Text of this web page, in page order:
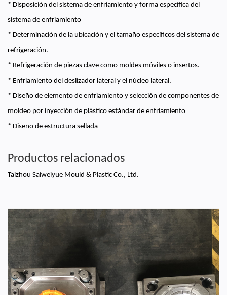
* Disposición del sistema de enfriamiento y forma específica del
sistema de enfriamiento
* Determinación de la ubicación y el tamaño específicos del sistema de
refrigeración.
* Refrigeración de piezas clave como moldes móviles o insertos.
* Enfriamiento del deslizador lateral y el núcleo lateral.
* Diseño de elemento de enfriamiento y selección de componentes de
moldeo por inyección de plástico estándar de enfriamiento
* Diseño de estructura sellada
Productos relacionados
Taizhou Saiweiyue Mould & Plastic Co., Ltd.